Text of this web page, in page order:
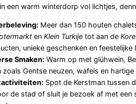
een warm winterdorp vol lichtjes,
Meer dan 150 houten
enKlein Turkije tot aan de
unieke geschenken en feestelijke
Smaken:Warm op met glühwein,
zoals Gentse neuzen, wafels en
Spot de Kerstman tussen
de stad of sluit je bezoek af met